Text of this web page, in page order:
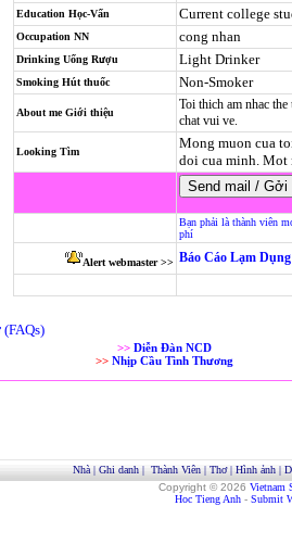
Education Học-Vấn Current college
Occupation NN cong nhan
Drinking Uống Rượu Light Drinker
Smoking Hút thuốc Non-Smoker
About me Giới thiệu
Toi thich am nhac
chat vui ve.
Looking Tìm
Mong muon cua
doi cua minh. Mot
Bạn phải là thành viên
phí
Alert webmaster >> Báo Cáo Lạm
>> Diễn Đàn NCD
>> Nhịp Cầu Tình Thương
Nhà| Ghi danh| Thành Viên| Thơ| Hình ảnh|
Copyright © 2026 Vietnam
Hoc Tieng Anh - Submit